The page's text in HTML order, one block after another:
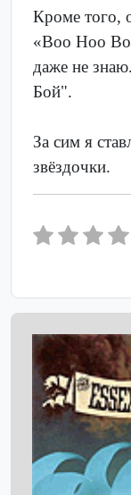
Кроме того,
«Boo Hoo
даже не
Бой".
За сим я
звёздочки.